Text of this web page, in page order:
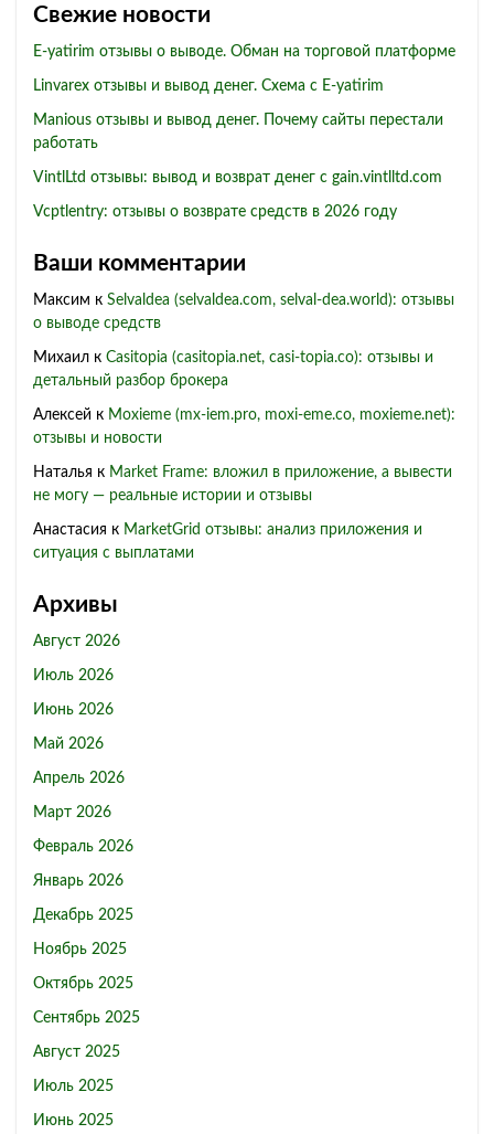
Свежие новости
E-yatirim отзывы о выводе. Обман на торговой платформе
Linvarex отзывы и вывод денег. Схема с E-yatirim
Manious отзывы и вывод денег. Почему сайты перестали
работать
VintlLtd отзывы: вывод и возврат денег с gain.vintlltd.com
Vcptlentry: отзывы о возврате средств в 2026 году
Ваши комментарии
Максим к Selvaldea (selvaldea.com, selval-dea.world): отзывы
о выводе средств
Михаил к Casitopia (casitopia.net, casi-topia.co): отзывы и
детальный разбор брокера
Алексей к Moxieme (mx-iem.pro, moxi-eme.co, moxieme.net):
отзывы и новости
Наталья к Market Frame: вложил в приложение, а вывести
не могу — реальные истории и отзывы
Анастасия к MarketGrid отзывы: анализ приложения и
ситуация с выплатами
Архивы
Август 2026
Июль 2026
Июнь 2026
Май 2026
Апрель 2026
Март 2026
Февраль 2026
Январь 2026
Декабрь 2025
Ноябрь 2025
Октябрь 2025
Сентябрь 2025
Август 2025
Июль 2025
Июнь 2025